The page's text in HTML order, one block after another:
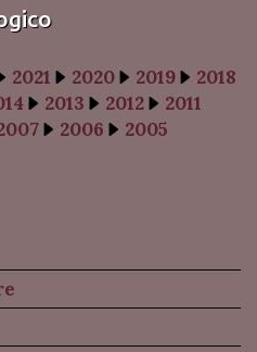
2021 2020 2019
2018
2013 2012
2011
2006 2005